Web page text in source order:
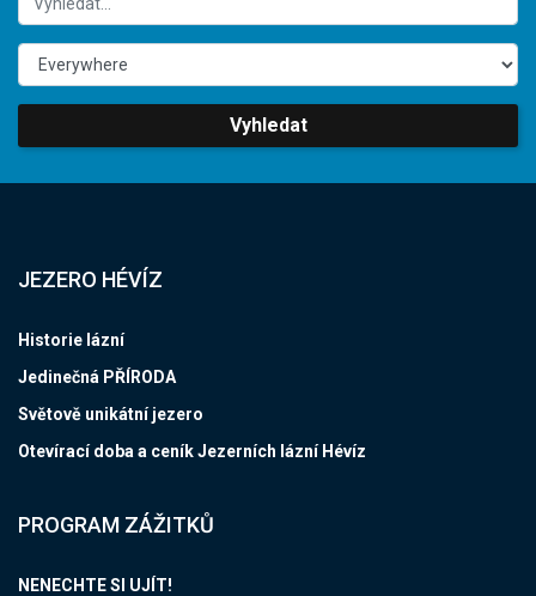
Vyhledat
JEZERO HÉVÍZ
Historie lázní
Jedinečná PŘÍRODA
Světově unikátní jezero
Otevírací doba a ceník Jezerních lázní Hévíz
PROGRAM ZÁŽITKŮ
NENECHTE SI UJÍT!